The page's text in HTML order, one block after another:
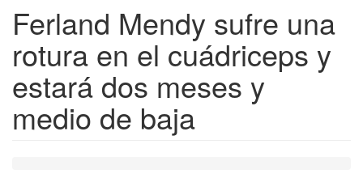
Ferland Mendy sufre una
rotura en el cuádriceps y
estará dos meses y
medio de baja